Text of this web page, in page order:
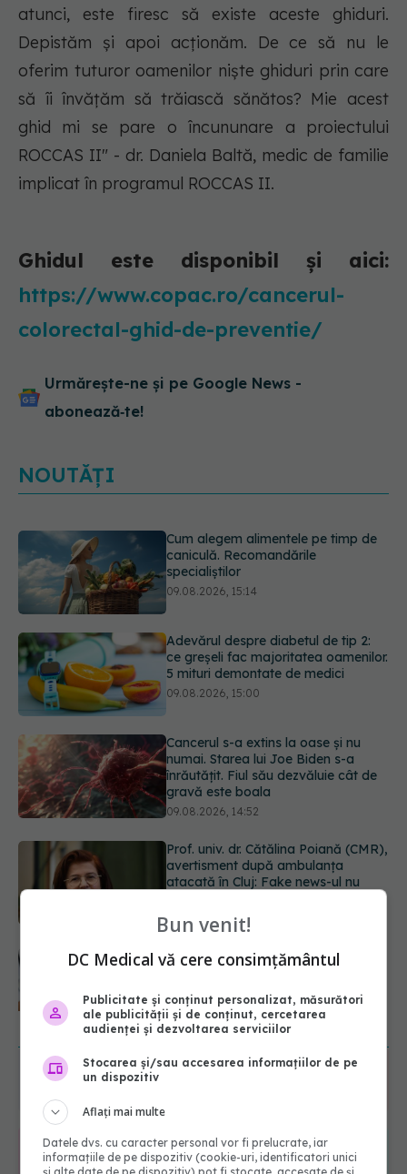
atunci, este firesc să existe aceste ghiduri.
Depistăm și apoi acționăm. De ce să nu le
oferim tuturor oamenilor niște ghiduri prin care
să îi învățăm să trăiască sănătos? Mie acest
ghid mi se pare o încununare a proiectului
ROCCAS II" - dr. Daniela Baltă, medic de familie
implicat în programul ROCCAS II.
Ghidul este disponibil și aici:
https://www.copac.ro/cancerul-
colorectal-ghid-de-preventie/
Urmărește-ne și pe Google News -
abonează‑te!
NOUTĂȚI
Adevărul despre diabetul de tip 2:
ce greșeli fac majoritatea oamenilor.
5 mituri demontate de medici
09.08.2026, 15:00
Cancerul s-a extins la oase și nu
numai. Starea lui Joe Biden s-a
înrăutățit. Fiul său dezvăluie cât de
gravă este boala
Prof. univ. dr. Cătălina Poiană (CMR),
avertisment după ambulanța
atacată în Cluj: Fake news-ul nu
este inofensiv
09.08.2026, 14:05
Ora la care mănânci ar putea
influența oasele după vârsta de 50
de ani
Cum alegem alimentele pe timp de
caniculă. Recomandările
09.08.2026, 15:14
URMĂREȘTE-NE ȘI PE:
365 1401
Bun venit!
DC Medical vă cere consimțământul
Publicitate și conținut personalizat, măsurători
ale publicității și de conținut, cercetarea
audienței și dezvoltarea serviciilor
Stocarea și/sau accesarea informațiilor de pe
un dispozitiv
Aflați mai multe
Datele dvs. cu caracter personal vor fi prelucrate, iar
informațiile de pe dispozitiv (cookie-uri, identificatori unici